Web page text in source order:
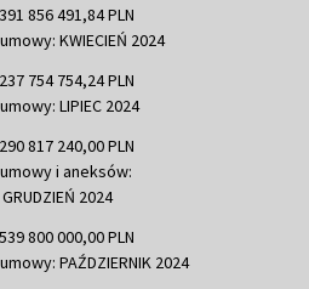
856 491,84 PLN
KWIECIEŃ 2024
754 754,24 PLN
LIPIEC 2024
817 240,00 PLN
i aneksów:
2024
800 000,00 PLN
PAŹDZIERNIK 2024